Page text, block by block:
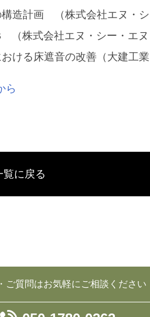
構造計画 （株式会社エヌ・
（株式会社エヌ・シー・エ
ける床遮音の改善（大建工
ら
覧に戻る
ご質問はお気軽にご相談ください